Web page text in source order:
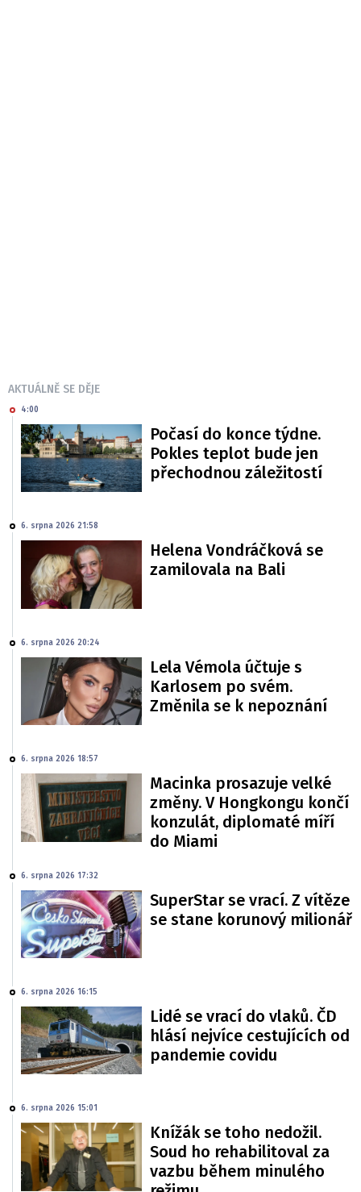
AKTUÁLNĚ SE DĚJE
4:00
Počasí do konce týdne.
Pokles teplot bude jen
přechodnou záležitostí
6. srpna 2026 21:58
Helena Vondráčková se
zamilovala na Bali
6. srpna 2026 20:24
Lela Vémola účtuje s
Karlosem po svém.
Změnila se k nepoznání
6. srpna 2026 18:57
Macinka prosazuje velké
změny. V Hongkongu končí
konzulát, diplomaté míří
do Miami
6. srpna 2026 17:32
SuperStar se vrací. Z vítěze
se stane korunový milionář
6. srpna 2026 16:15
Lidé se vrací do vlaků. ČD
hlásí nejvíce cestujících od
pandemie covidu
6. srpna 2026 15:01
Knížák se toho nedožil.
Soud ho rehabilitoval za
vazbu během minulého